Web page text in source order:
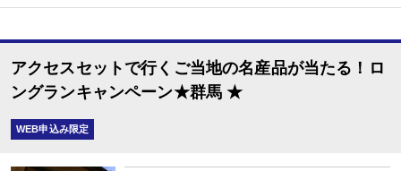
場所:
内容:
アクセスセットで行くご当地の名産品が当たる！ロ
ングランキャンペーン★群馬 ★
WEB申込み限定